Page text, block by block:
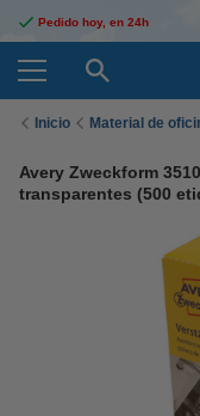
Pedido hoy, en 24h
Inicio Material de
Avery Zweckform
transparentes (500